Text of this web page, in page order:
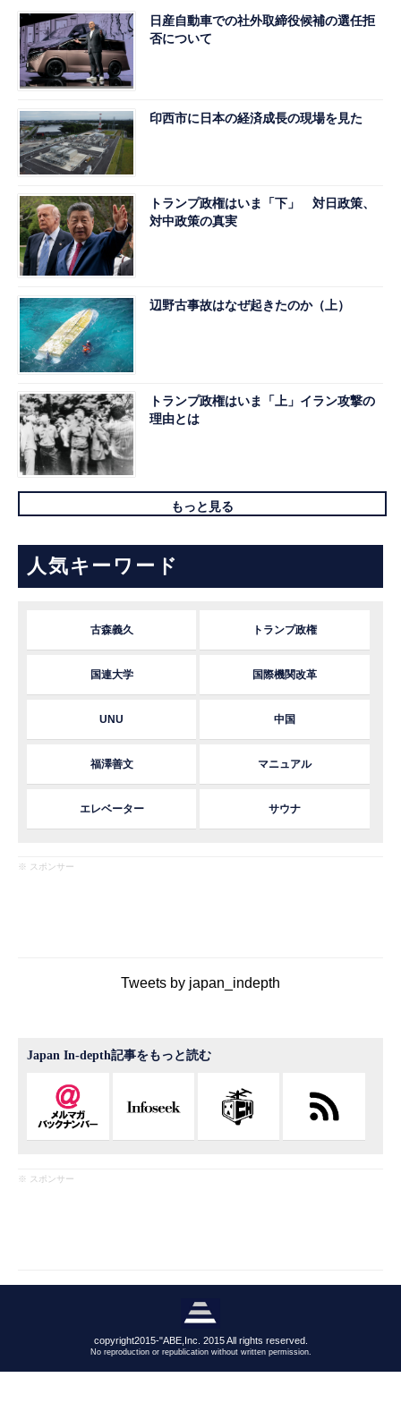
日産自動車での社外取締役候補の選任拒
否について
印西市に日本の経済成長の現場を見た
トランプ政権はいま「下」 対日政策、
対中政策の真実
辺野古事故はなぜ起きたのか（上）
トランプ政権はいま「上」イラン攻撃の
理由とは
もっと見る
人気キーワード
古森義久 トランプ政権
国連大学 国際機関改革
UNU 中国
福澤善文 マニュアル
エレベーター サウナ
※ スポンサー
Tweets by japan_indepth
Japan In-depth記事をもっと読む
※ スポンサー
copyright2015-"ABE,Inc. 2015 All rights reserved.
No reproduction or republication without written permission.